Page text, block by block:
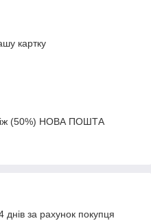
картку
(50%) НОВА ПОШТА
за рахунок покупця